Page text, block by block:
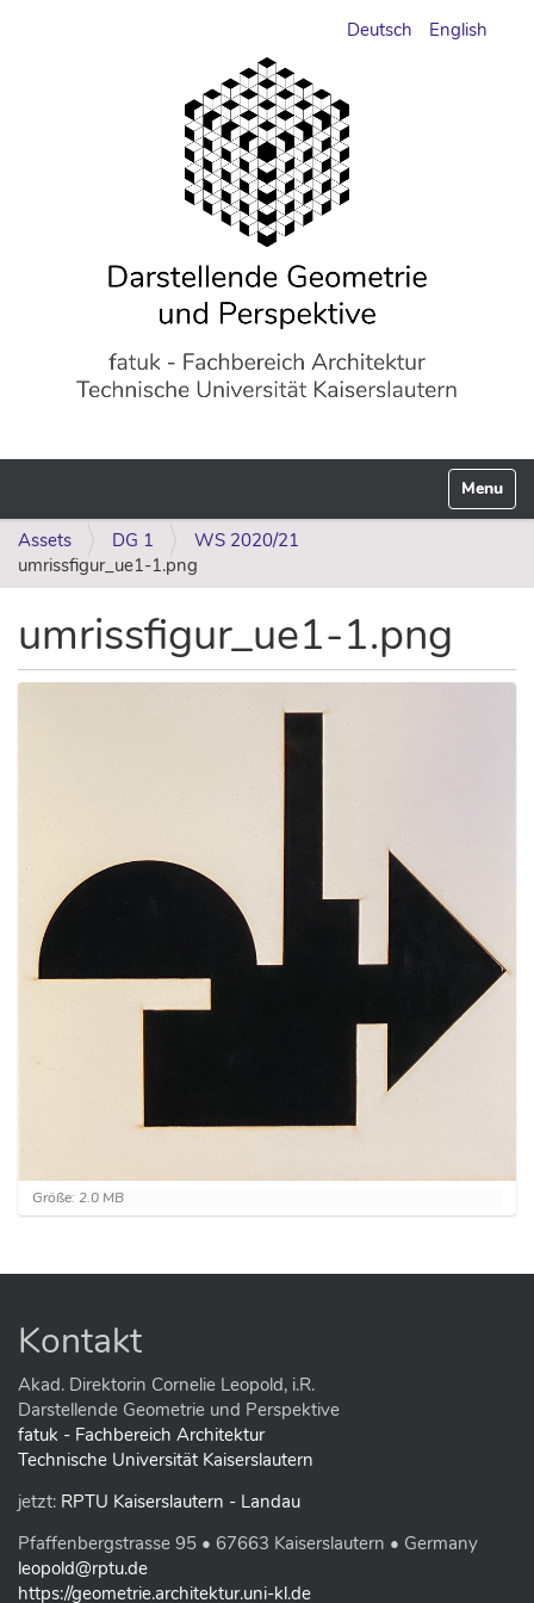
Deutsch English
Assets DG 1
WS 2020/21
umrissfigur_ue1-1.png
umrissfigur_ue1-1.png
Z
e
e
l
d
i
v
o
l
e
G
r
Größe: 2.0 MB
Kontakt
Akad. Direktorin Cornelie Leopold, i.R.
Darstellende Geometrie und Perspektive
fatuk - Fachbereich Architektur
Technische Universität Kaiserslautern
jetzt: RPTU Kaiserslautern - Landau
Pfaffenbergstrasse 95 • 67663 Kaiserslautern • Germany
leopold@rptu.de
https://geometrie.architektur.uni-kl.de